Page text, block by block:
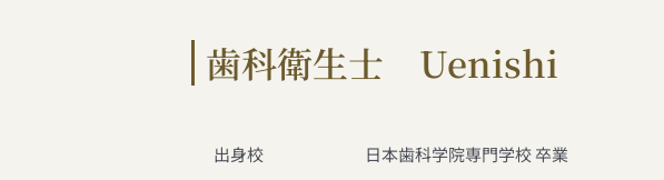
歯科衛生士 Uenishi
出身校 日本歯科学院専門学校 卒業